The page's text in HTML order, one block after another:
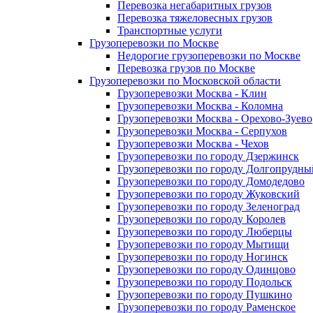
Перевозка негабаритных грузов
Перевозка тяжеловесных грузов
Транспортные услуги
Грузоперевозки по Москве
Недорогие грузоперевозки по Москве
Перевозка грузов по Москве
Грузоперевозки по Московской области
Грузоперевозки Москва - Клин
Грузоперевозки Москва - Коломна
Грузоперевозки Москва - Орехово-Зуево
Грузоперевозки Москва - Серпухов
Грузоперевозки Москва - Чехов
Грузоперевозки по городу Дзержинск
Грузоперевозки по городу
Грузоперевозки по городу Домодедово
Грузоперевозки по городу Жуковский
Грузоперевозки по городу Зеленоград
Грузоперевозки по городу Королев
Грузоперевозки по городу Люберцы
Грузоперевозки по городу Мытищи
Грузоперевозки по городу Ногинск
Грузоперевозки по городу Одинцово
Грузоперевозки по городу Подольск
Грузоперевозки по городу Пушкино
Грузоперевозки по городу Раменское